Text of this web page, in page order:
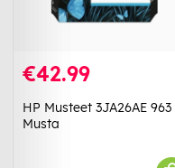
€42.99
HP Musteet 3JA26AE 963
Musta